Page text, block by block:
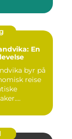
En
byr på
reise